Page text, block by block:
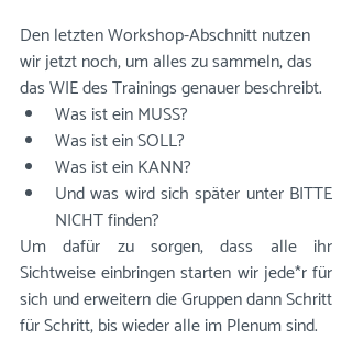
Den letzten Workshop-Abschnitt nutzen
wir jetzt noch, um alles zu sammeln, das
das WIE des Trainings genauer beschreibt.
Was ist ein MUSS?
Was ist ein SOLL?
Was ist ein KANN?
Und was wird sich später unter BITTE
NICHT finden?
Um dafür zu sorgen, dass alle ihr
Sichtweise einbringen starten wir jede*r für
sich und erweitern die Gruppen dann Schritt
für Schritt, bis wieder alle im Plenum sind.